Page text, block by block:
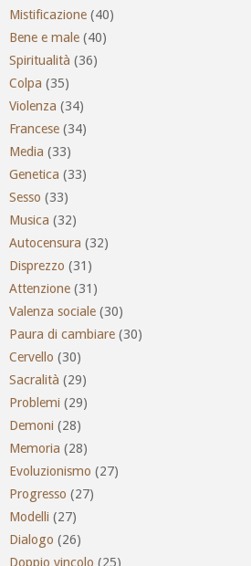
Mistificazione (40)
Bene e male (40)
Spiritualità (36)
Colpa (35)
Violenza (34)
Francese (34)
Media (33)
Genetica (33)
Sesso (33)
Musica (32)
Autocensura (32)
Disprezzo (31)
Attenzione (31)
Valenza sociale (30)
Paura di cambiare (30)
Cervello (30)
Sacralità (29)
Problemi (29)
Demoni (28)
Memoria (28)
Evoluzionismo (27)
Progresso (27)
Modelli (27)
Dialogo (26)
Doppio vincolo (25)